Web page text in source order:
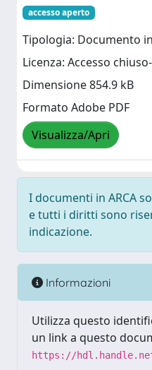
accesso aperto
Tipologia: Documento
Licenza: Accesso
Dimensione 854.9 kB
Formato Adobe PDF
Visualizza/Apri
I documenti in ARCA
e tutti i diritti sono
indicazione.
Informazioni
Utilizza questo
un link a questo
https://